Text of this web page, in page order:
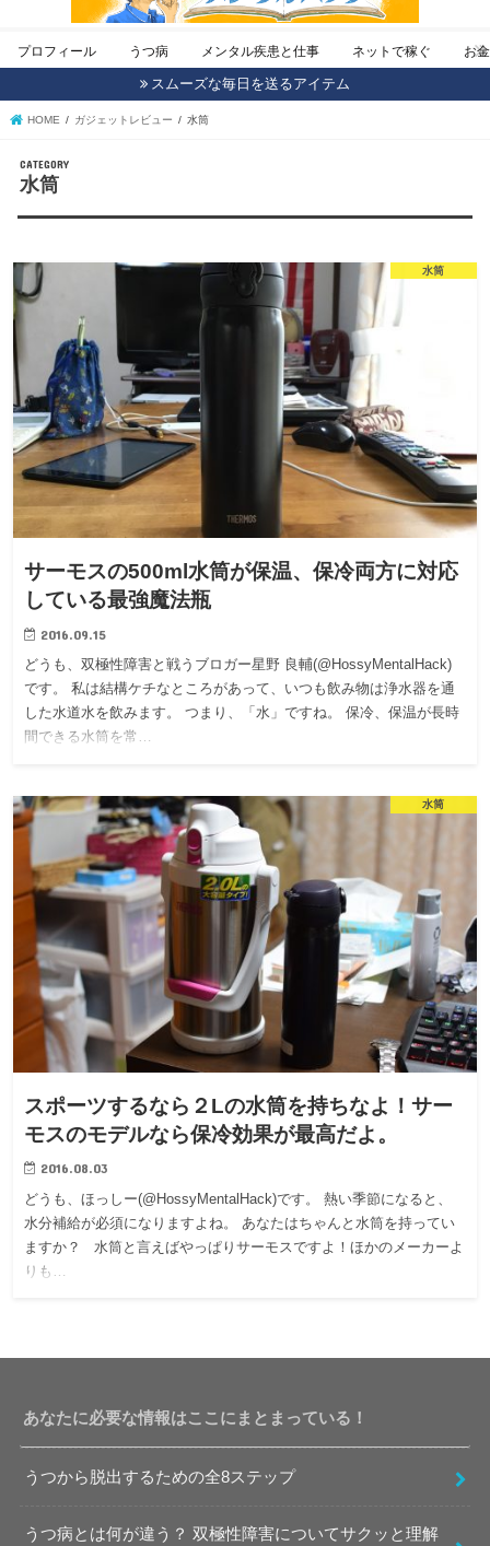
プロフィール うつ病 メンタル疾患と仕事 ネットで稼ぐ お
スムーズな毎日を送るアイテム
HOME ガジェットレビュー 水筒
CATEGORY
水筒
水筒
サーモスの500ml水筒が保温、保冷両方に対応
している最強魔法瓶
2016.09.15
どうも、双極性障害と戦うブロガー星野 良輔(@HossyMentalHack)
です。 私は結構ケチなところがあって、いつも飲み物は浄水器を通
した水道水を飲みます。 つまり、「水」ですね。 保冷、保温が長時
間できる水筒を常…
水筒
スポーツするなら２Lの水筒を持ちなよ！サー
モスのモデルなら保冷効果が最高だよ。
2016.08.03
どうも、ほっしー(@HossyMentalHack)です。 熱い季節になると、
水分補給が必須になりますよね。 あなたはちゃんと水筒を持ってい
ますか？ 水筒と言えばやっぱりサーモスですよ！ほかのメーカーよ
りも…
あなたに必要な情報はここにまとまっている！
うつから脱出するための全8ステップ
うつ病とは何が違う？ 双極性障害についてサクッと理解